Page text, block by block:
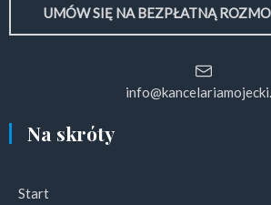
UMÓW SIĘ NA BEZPŁATNĄ
Na skróty
Start